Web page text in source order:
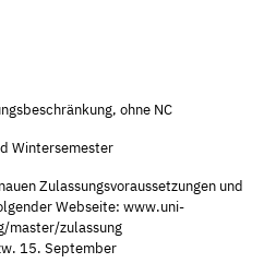
ohne NC
Wintersemester
Zulassungsvoraussetzungen und
Webseite: www.uni-
zulassung
15. September